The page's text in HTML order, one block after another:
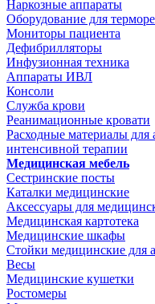
Наркозные аппараты
Оборудование для
Мониторы пациента
Дефибрилляторы
Инфузионная техника
Аппараты ИВЛ
Консоли
Служба крови
Реанимационные кровати
Расходные материалы для
интенсивной терапии
Медицинская мебель
Сестринские посты
Каталки медицинские
Аксессуары для
Медицинская картотека
Медицинские шкафы
Стойки медицинские для
Весы
Медицинские кушетки
Ростомеры